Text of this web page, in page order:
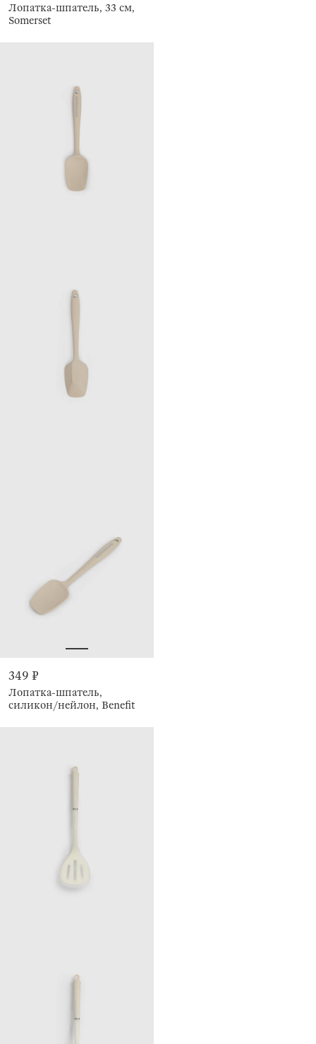
Лопатка-шпатель, 33 см,
Somerset
349 ₽
Лопатка-шпатель,
силикон/нейлон, Benefit